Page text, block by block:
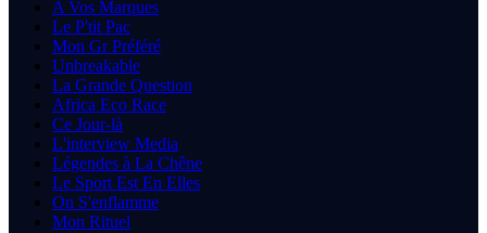
A Vos Marques
Le P'tit Pac
Mon Gr Préféré
Unbreakable
La Grande Question
Africa Eco Race
Ce Jour-là
L'interview Media
Légendes à La Chêne
Le Sport Est En Elles
On S'enflamme
Mon Rituel